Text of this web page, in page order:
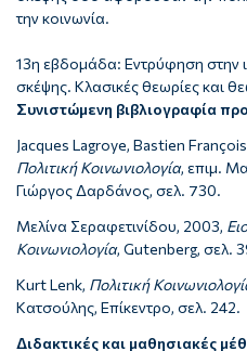
την κοινωνία.
13η εβδομάδα: Εντρύφηση στην
σκέψης. Κλασικές θεωρίες και
Συνιστώμενη βιβλιογραφία
Jacques Lagroye, Bastien
Πολιτική Κοινωνιολογία, επιμ.
Γιώργος Δαρδάνος, σελ. 730.
Μελίνα Σεραφετινίδου, 2003,
Κοινωνιολογία, Gutenberg, σελ.
Kurt Lenk, Πολιτική
Κατσούλης, Επίκεντρο, σελ. 242.
Διδακτικές και μαθησιακές